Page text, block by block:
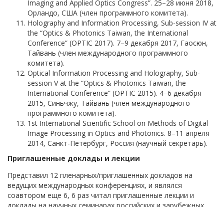
Imaging and Applied Optics Congress”. 25–28 июня 2018,
Орландо, США (член программного комитета).
Holography and Information Processing, Sub-session IV at
the “Optics & Photonics Taiwan, the International
Conference” (OPTIC 2017). 7–9 декабря 2017, Гаосюн,
Тайвань (член международного программного
комитета).
Optical Information Processing and Holography, Sub-
session V at the “Optics & Photonics Taiwan, the
International Conference” (OPTIC 2015). 4–6 декабря
2015, Синьчжу, Тайвань (член международного
программного комитета).
1st International Scientific School on Methods of Digital
Image Processing in Optics and Photonics. 8–11 апреля
2014, Санкт-Петербург, Россия (научный секретарь).
Приглашенные доклады и лекции
Представил 12 пленарных/приглашенных докладов на
ведущих международных конференциях, и являлся
соавтором еще 6, 6 раз читал приглашенные лекции и